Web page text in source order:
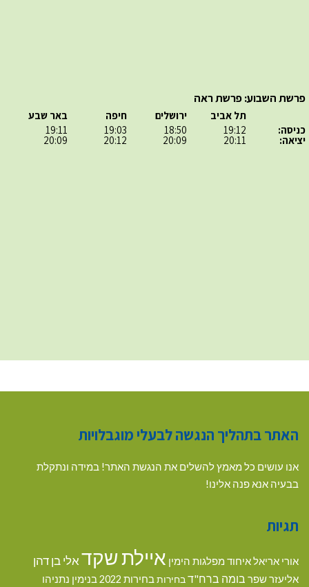
פרשת השבוע: פרשת ראה
כניסה:
יציאה:
תל אביב
19:12
20:11
ירושלים
18:50
20:09
חיפה
19:03
20:12
באר שבע
19:11
20:09
האתר בתהליך הנגשה לבעלי מוגבלויות
אנו עושים כל מאמץ להשלים את הנגשת האתר! במידה ונתקלת
בבעיה אנא פנה אלינו!
תגיות
אורי אריאלאיחוד מפלגות הימין איילת שקדאלי בן דהן
אליעזר שפר בומה ברח"דבחירות בחירות 2022 בנימין נתניהו